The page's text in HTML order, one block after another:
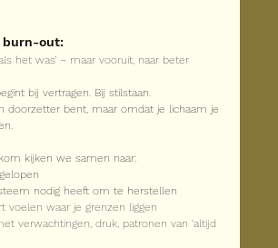
burn-out:
het was’ – maar vooruit, naar beter
bij vertragen. Bij stilstaan.
doorzetter bent, maar omdat je lichaam je
kijken we samen naar:
nodig heeft om te herstellen
voelen waar je grenzen liggen
verwachtingen, druk, patronen van ‘altijd